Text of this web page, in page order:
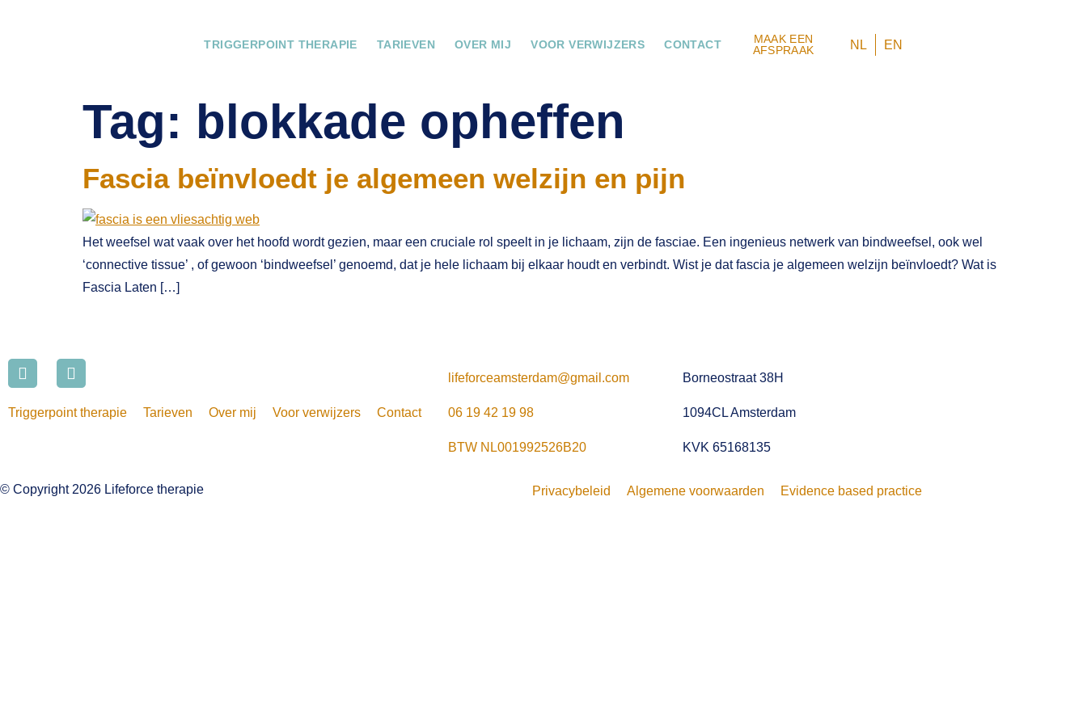
TRIGGERPOINT THERAPIE TARIEVEN OVER MIJ VOOR VERWIJZERS CONTACT
MAAK EEN
AFSPRAAK
NL EN
Tag: blokkade opheffen
Fascia beïnvloedt je algemeen welzijn en pijn
Het weefsel wat vaak over het hoofd wordt gezien, maar een cruciale rol speelt in je lichaam, zijn de fasciae. Een ingenieus netwerk van bindweefsel, ook wel
‘connective tissue’ , of gewoon ‘bindweefsel’ genoemd, dat je hele lichaam bij elkaar houdt en verbindt. Wist je dat fascia je algemeen welzijn beïnvloedt? Wat is
Fascia Laten […]
Triggerpoint therapie Tarieven Over mij Voor verwijzers Contact
lifeforceamsterdam@gmail.com
06 19 42 19 98
BTW NL001992526B20
Borneostraat 38H
1094CL Amsterdam
KVK 65168135
© Copyright 2026 Lifeforce therapie Privacybeleid Algemene voorwaarden Evidence based practice